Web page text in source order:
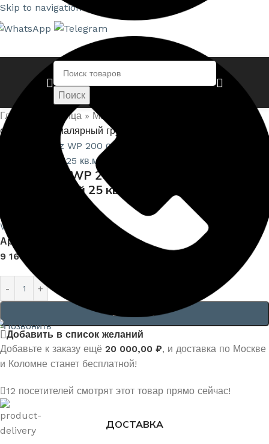
Skip to navigation
Поиск
Главная страница » Магазин
стеклохолст малярный грунтованный 25 кв.м.
Нажмите, чтобы увеличить
Wellton Fliz WP 200 стеклохолст малярный
грунтованный 25 кв.м.
Артикул:
9 160,00
В КОРЗИНУ
Добавить в список желаний
Добавьте к заказу ещё 20 000,00 ₽, и доставка по Москве
и Коломне станет бесплатной!
12 посетителей смотрят этот товар прямо сейчас!
ДОСТАВКА